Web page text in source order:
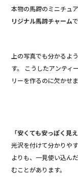
本物の馬蹄のミニチュ
リジナル馬蹄チャーム
上の写真でも分かるよ
す。 こうしたアンティ
リーを作るのに欠かせま
「安くても安っぽく見
光沢を付けて分かりや
よりも、一見使い込ん
むことがあります。